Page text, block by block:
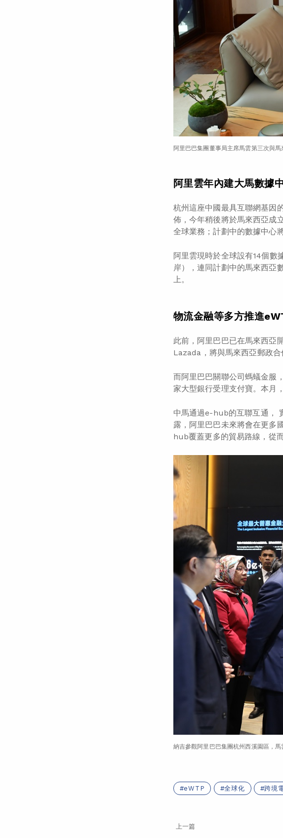
阿里巴巴集團董事局主席馬雲第三次與馬
阿里雲年內建大馬數據
杭州這座中國最具互聯網基因
佈，今年稍後將於馬來西亞成
全球業務；計劃中的數據中心
阿里雲現時於全球設有14個數
岸），連同計劃中的馬來西亞
上。
物流金融等多方推進
此前，阿里巴巴已在馬來西亞
Lazada，將與馬來西亞郵政合
而阿里巴巴關聯公司螞蟻金服
家大型銀行受理支付寶。本月
中馬通過e-hub的互聯互通，
露，阿里巴巴未來將會在更多
hub覆蓋更多的貿易路線，從
納吉參觀阿里巴巴集團杭州西溪園區，
eWTP 全球化 跨境
上一篇